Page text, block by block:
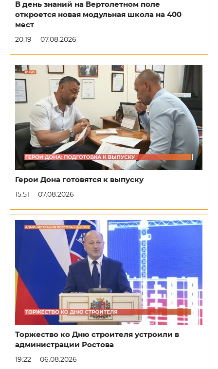
В день знаний на Вертолетном поле
откроется новая модульная школа на 400
мест
20:19 07.08.2026
Герои Дона готовятся к выпуску
15:51 07.08.2026
Торжество ко Дню строителя устроили в
администрации Ростова
19:22 06.08.2026